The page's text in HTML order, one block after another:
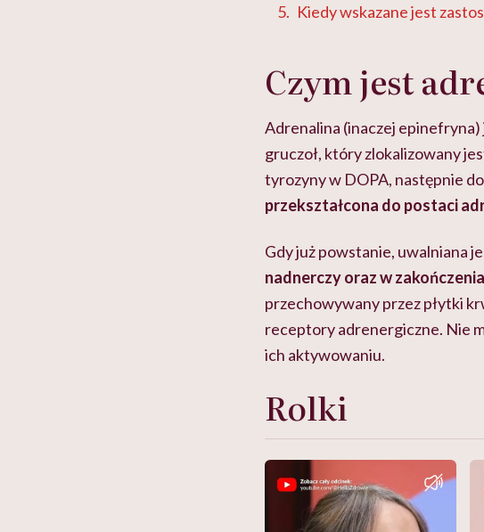
Kiedy wskazane jest
Czym jest
Adrenalina (inaczej
gruczoł, który zlokalizowany
tyrozyny w DOPA, następnie
przekształcona do postaci
Gdy już powstanie, uwalniana
nadnerczy oraz w
przechowywany przez płytki
receptory adrenergiczne. Nie
ich aktywowaniu.
Rolki